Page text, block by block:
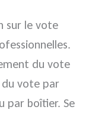
sur le vote
du vote
vote par
par boîtier. Se